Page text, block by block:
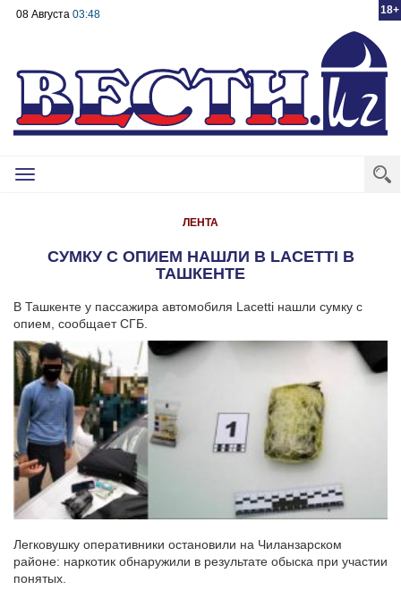
18+
08 Августа 03:48
Toggle
ЛЕНТА
СУМКУ С ОПИЕМ НАШЛИ В LACETTI В
ТАШКЕНТЕ
В Ташкенте у пассажира автомобиля Lacetti нашли сумку с
опием, сообщает СГБ.
Легковушку оперативники остановили на Чиланзарском
районе: наркотик обнаружили в результате обыска при участии
понятых.